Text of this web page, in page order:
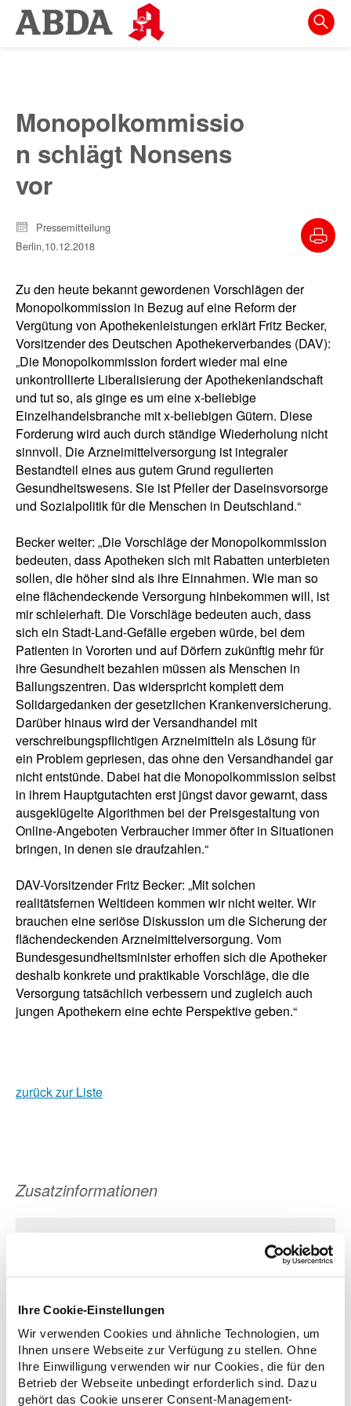
Ihre Cookie-Einstellungen
Wir verwenden Cookies und ähnliche Technologien, um
Ihnen unsere Webseite zur Verfügung zu stellen. Ohne
Ihre Einwilligung verwenden wir nur Cookies, die für den
Betrieb der Webseite unbedingt erforderlich sind. Dazu
gehört das Cookie unserer Consent-Management-
Springe
direkt
zur
Meta-
Navigation
Inhalt
zur
Monopolkommissio
n schlägt Nonsens
vor
Pressemitteilung
Berlin,10.12.2018
Zu den heute bekannt gewordenen Vorschlägen der
Monopolkommission in Bezug auf eine Reform der
Vergütung von Apothekenleistungen erklärt Fritz Becker,
Vorsitzender des Deutschen Apothekerverbandes (DAV):
„Die Monopolkommission fordert wieder mal eine
unkontrollierte Liberalisierung der Apothekenlandschaft
und tut so, als ginge es um eine x-beliebige
Einzelhandelsbranche mit x-beliebigen Gütern. Diese
Forderung wird auch durch ständige Wiederholung nicht
sinnvoll. Die Arzneimittelversorgung ist integraler
Bestandteil eines aus gutem Grund regulierten
Gesundheitswesens. Sie ist Pfeiler der Daseinsvorsorge
und Sozialpolitik für die Menschen in Deutschland.“
Becker weiter: „Die Vorschläge der Monopolkommission
bedeuten, dass Apotheken sich mit Rabatten unterbieten
sollen, die höher sind als ihre Einnahmen. Wie man so
eine flächendeckende Versorgung hinbekommen will, ist
mir schleierhaft. Die Vorschläge bedeuten auch, dass
sich ein Stadt-Land-Gefälle ergeben würde, bei dem
Patienten in Vororten und auf Dörfern zukünftig mehr für
ihre Gesundheit bezahlen müssen als Menschen in
Ballungszentren. Das widerspricht komplett dem
Solidargedanken der gesetzlichen Krankenversicherung.
Darüber hinaus wird der Versandhandel mit
verschreibungspflichtigen Arzneimitteln als Lösung für
ein Problem gepriesen, das ohne den Versandhandel gar
nicht entstünde. Dabei hat die Monopolkommission selbst
in ihrem Hauptgutachten erst jüngst davor gewarnt, dass
ausgeklügelte Algorithmen bei der Preisgestaltung von
Online-Angeboten Verbraucher immer öfter in Situationen
bringen, in denen sie draufzahlen.“
DAV-Vorsitzender Fritz Becker: „Mit solchen
realitätsfernen Weltideen kommen wir nicht weiter. Wir
brauchen eine seriöse Diskussion um die Sicherung der
flächendeckenden Arzneimittelversorgung. Vom
Bundesgesundheitsminister erhoffen sich die Apotheker
deshalb konkrete und praktikable Vorschläge, die die
Versorgung tatsächlich verbessern und zugleich auch
jungen Apothekern eine echte Perspektive geben.“
zurück zur Liste
Zusatzinformationen
Apotheker erstellen Eckpunkte zur Sicherung der
Preisbindung und Weiterentwicklung des
Leistungsangebots
18.01.2019